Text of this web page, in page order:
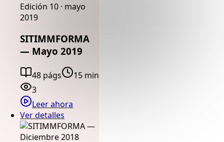
Edición 10 · mayo
2019
SITIMMFORMA
— Mayo 2019
48 págs
15 min
3
Leer ahora
Ver detalles